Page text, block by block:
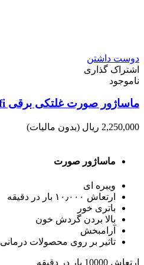
دوست داشتن
اشتراک گذاری
ناموجود
ماساژور صورت غلتکی برقی Osufi
2,250,000 ریال (بدون مالیات)
ماساژور صورت
ویبره ای
ارتعاش ۱۰٫۰۰۰ بار در دقیقه
باتری خور
بالا بردن گردش خون
آرامبخش
تاثیر بر روی محصولات درمانی
ارتعاش 10000 بار در دقیقه